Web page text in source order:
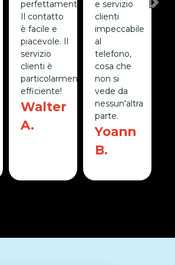
perfettamente!
Il contatto
è facile e
piacevole. Il
servizio
clienti è
particolarmente
efficiente!
Walter
A.
e servizio
clienti
impeccabile
al
telefono,
cosa che
non si
vede da
nessun'altra
parte.
Yoann
B.